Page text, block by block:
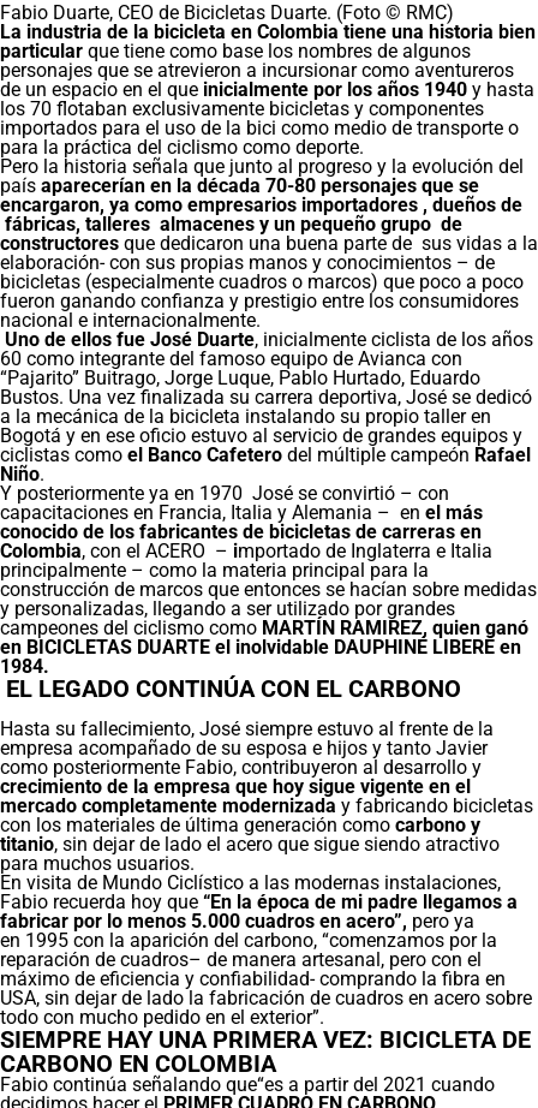
Fabio Duarte, CEO de Bicicletas Duarte. (Foto © RMC)
La industria de la bicicleta en Colombia tiene una historia bien
particular que tiene como base los nombres de algunos
personajes que se atrevieron a incursionar como aventureros
de un espacio en el que inicialmente por los años 1940 y hasta
los 70 flotaban exclusivamente bicicletas y componentes
importados para el uso de la bici como medio de transporte o
para la práctica del ciclismo como deporte.
Pero la historia señala que junto al progreso y la evolución del
país aparecerían en la década 70-80 personajes que se
encargaron, ya como empresarios importadores , dueños de
fábricas, talleres almacenes y un pequeño grupo de
constructores que dedicaron una buena parte de sus vidas a la
elaboración- con sus propias manos y conocimientos – de
bicicletas (especialmente cuadros o marcos) que poco a poco
fueron ganando confianza y prestigio entre los consumidores
nacional e internacionalmente.
Uno de ellos fue José Duarte, inicialmente ciclista de los años
60 como integrante del famoso equipo de Avianca con
“Pajarito” Buitrago, Jorge Luque, Pablo Hurtado, Eduardo
Bustos. Una vez finalizada su carrera deportiva, José se dedicó
a la mecánica de la bicicleta instalando su propio taller en
Bogotá y en ese oficio estuvo al servicio de grandes equipos y
ciclistas como el Banco Cafetero del múltiple campeón Rafael
Niño.
Y posteriormente ya en 1970 José se convirtió – con
capacitaciones en Francia, Italia y Alemania – en el más
conocido de los fabricantes de bicicletas de carreras en
Colombia, con el ACERO – importado de Inglaterra e Italia
principalmente – como la materia principal para la
construcción de marcos que entonces se hacían sobre medidas
y personalizadas, llegando a ser utilizado por grandes
campeones del ciclismo como MARTÍN RAMIREZ, quien ganó
en BICICLETAS DUARTE el inolvidable DAUPHINÉ LIBERÉ en
1984.
EL LEGADO CONTINÚA CON EL CARBONO
Hasta su fallecimiento, José siempre estuvo al frente de la
empresa acompañado de su esposa e hijos y tanto Javier
como posteriormente Fabio, contribuyeron al desarrollo y
crecimiento de la empresa que hoy sigue vigente en el
mercado completamente modernizada y fabricando bicicletas
con los materiales de última generación como carbono y
titanio, sin dejar de lado el acero que sigue siendo atractivo
para muchos usuarios.
En visita de Mundo Ciclístico a las modernas instalaciones,
Fabio recuerda hoy que “En la época de mi padre llegamos a
fabricar por lo menos 5.000 cuadros en acero”, pero ya
en 1995 con la aparición del carbono, “comenzamos por la
reparación de cuadros– de manera artesanal, pero con el
máximo de eficiencia y confiabilidad- comprando la fibra en
USA, sin dejar de lado la fabricación de cuadros en acero sobre
todo con mucho pedido en el exterior”.
SIEMPRE HAY UNA PRIMERA VEZ: BICICLETA DE
CARBONO EN COLOMBIA
Fabio continúa señalando que“es a partir del 2021 cuando